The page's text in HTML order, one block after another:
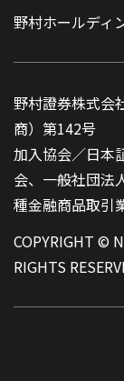
野村ホールディ
野村證券株式会
商）第142号
加入協会／日本
会、一般社団法
種金融商品取引
COPYRIGHT ©
RIGHTS